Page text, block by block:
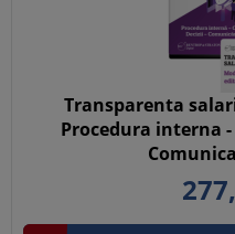
Transparenta
Procedura interna
277,